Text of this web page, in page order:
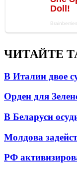
ЧИТАЙТЕ
В Италии двое
Орден для
В Беларуси
Молдова
РФ